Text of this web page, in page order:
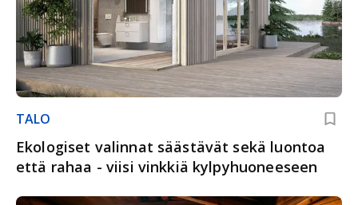
TALO
Ekologiset valinnat säästävät sekä luontoa
että rahaa - viisi vinkkiä kylpyhuoneeseen